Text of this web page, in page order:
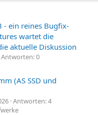
- ein reines Bugfix-
wartet die
aktuelle Diskussion
Antworten: 0
(AS SSD und
Antworten: 4